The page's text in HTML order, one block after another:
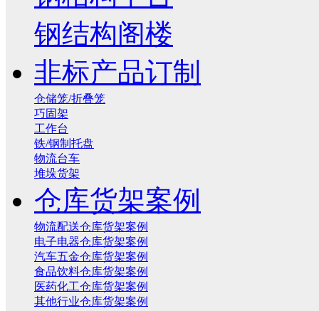
钢结构阁楼
非标产品订制
仓储笼/折叠笼
巧固架
工作台
铁/钢制托盘
物流台车
堆垛货架
仓库货架案例
物流配送仓库货架案例
电子电器仓库货架案例
汽车五金仓库货架案例
食品饮料仓库货架案例
医药化工仓库货架案例
其他行业仓库货架案例